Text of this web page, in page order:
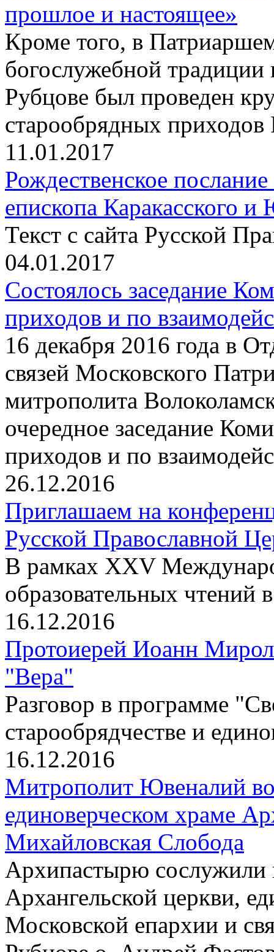
прошлое и настоящее»
Кроме того, в
богослужебной
Рубцове был проведен
старообрядных
11.01.2017
Рождественское
епископа Каракасского
Текст с сайта Русской
04.01.2017
Состоялось заседание
приходов и по
16 декабря 2016 года в
связей Московского
митрополита
очередное заседание
приходов и по
26.12.2016
Приглашаем на
Русской Православной
В рамках XXV
образовательных чтений
16.12.2016
Протоиерей Иоанн
"Вера"
Разговор в программе
старообрядчестве и
16.12.2016
Митрополит Ювеналий
единоверческом храме
Михайловская Слобода
Архипастырю
Архангельской церкви,
Московской епархии и